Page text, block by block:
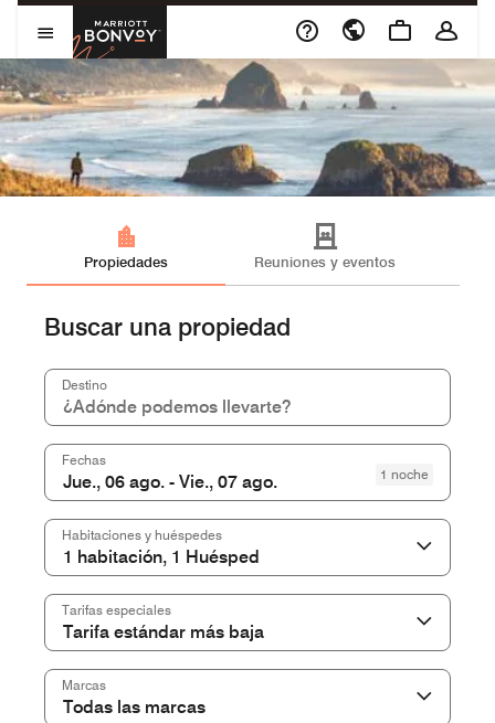
Skip to Content
Abrir el menú
Marriott Bonvoy
Propiedades Reuniones y eventos
Buscar una propiedad
Destinocombobox
Destino
Fechas
1 noche
Habitaciones y huéspedes
Tarifas especiales
Marcas